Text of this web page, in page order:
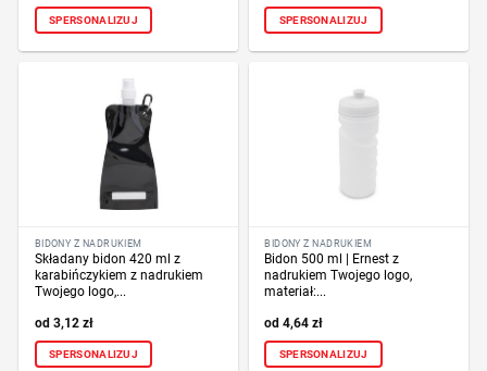
SPERSONALIZUJ SPERSONALIZUJ
BIDONY Z NADRUKIEM
Składany bidon 420 ml z
karabińczykiem z nadrukiem
Twojego logo,...
3,12 zł
SPERSONALIZUJ
BIDONY Z NADRUKIEM
Bidon 500 ml | Ernest z
nadrukiem Twojego logo,
materiał:...
4,64zł
SPERSONALIZUJ